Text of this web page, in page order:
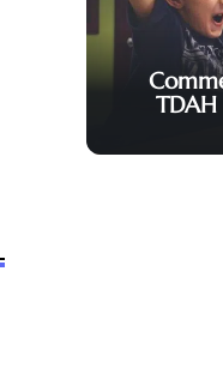
TDAH